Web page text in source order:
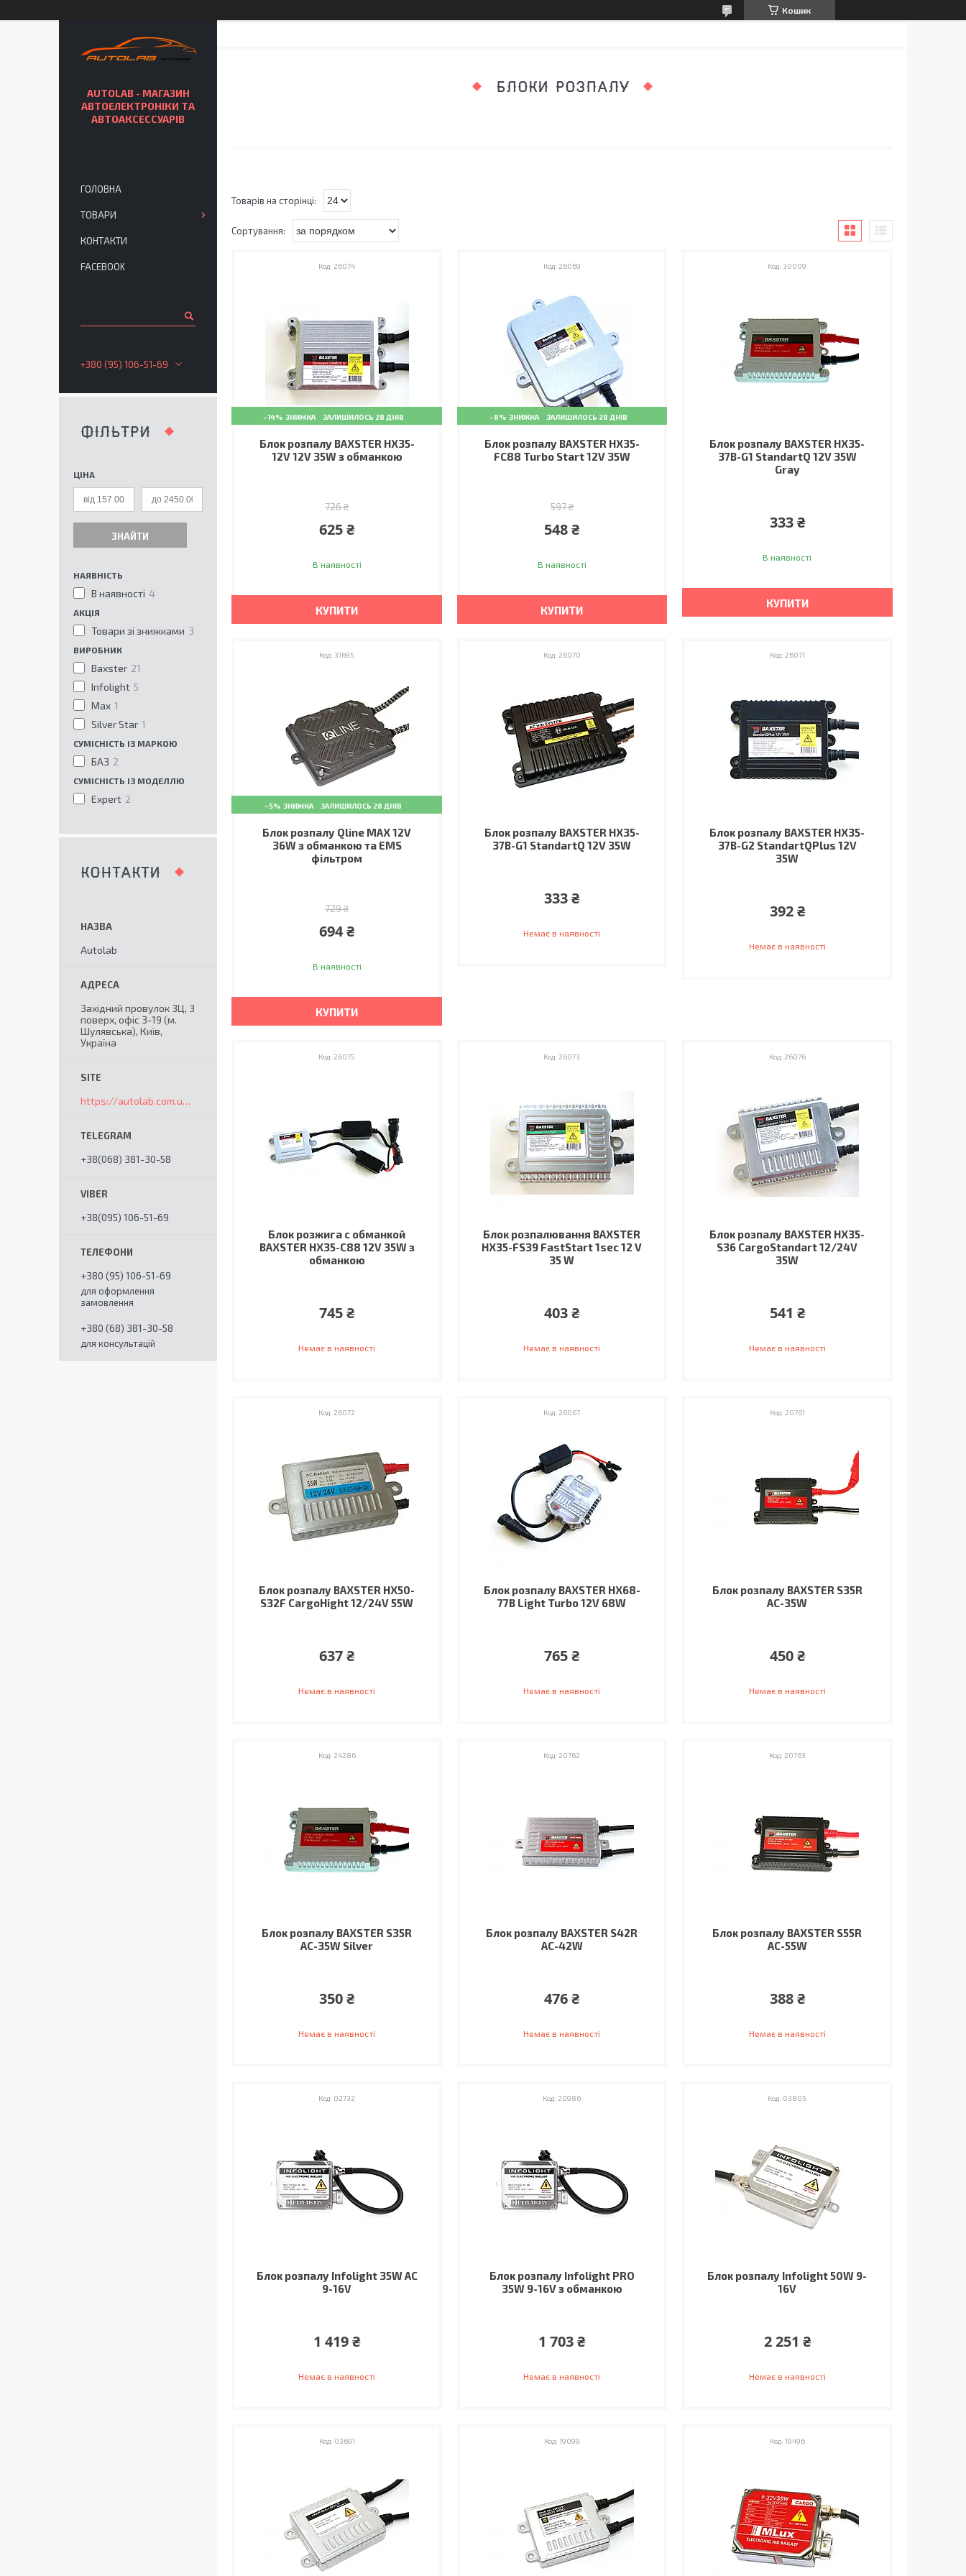
Кошик
БЛОКИ РОЗПАЛУ
26074
–14% ЗАЛИШИЛОСЬ 28 ДНІВ
Блок розпалу BAXSTER HX35-
12V 12V 35W з обманкою
726 ₴
625 ₴
В наявності
КУПИТИ
26069
–8% ЗАЛИШИЛОСЬ 28 ДНІВ
Блок розпалу BAXSTER HX35-
FC88 Turbo Start 12V 35W
597 ₴
548 ₴
В наявності
КУПИТИ
30009
Блок розпалу BAXSTER HX35-
37B-G1 StandartQ 12V 35W
Gray
333 ₴
В наявності
КУПИТИ
31695
–5% ЗАЛИШИЛОСЬ 28 ДНІВ
Блок розпалу Qline MAX 12V
36W з обманкою та EMS
фільтром
729 ₴
694 ₴
В наявності
КУПИТИ
26070
Блок розпалу BAXSTER HX35-
37B-G1 StandartQ 12V 35W
333 ₴
Немає в наявності
26071
Блок розпалу BAXSTER HX35-
37B-G2 StandartQPlus 12V
35W
392 ₴
Немає в наявності
26075
Блок розжига с обманкой
BAXSTER HX35-C88 12V 35W з
обманкою
745 ₴
Немає в наявності
26073
Блок розпалювання BAXSTER
HX35-FS39 FastStart 1sec 12 V
35 W
403 ₴
Немає в наявності
26076
Блок розпалу BAXSTER HX35-
S36 CargoStandart 12/24V
35W
541 ₴
Немає в наявності
26072
Блок розпалу BAXSTER HX50-
S32F CargoHight 12/24V 55W
637 ₴
Немає в наявності
26067
Блок розпалу BAXSTER HX68-
77B Light Turbo 12V 68W
765 ₴
Немає в наявності
20761
Блок розпалу BAXSTER S35R
AC-35W
450 ₴
Немає в наявності
24286
Блок розпалу BAXSTER S35R
AC-35W Silver
350 ₴
Немає в наявності
20762
Блок розпалу BAXSTER S42R
AC-42W
476 ₴
Немає в наявності
20763
Блок розпалу BAXSTER S55R
AC-55W
388 ₴
Немає в наявності
02732
Блок розпалу Infolight 35W AC
9-16V
1 419 ₴
Немає в наявності
20986
Блок розпалу Infolight PRO
35W 9-16V з обманкою
1 703 ₴
Немає в наявності
03805
Блок розпалу Infolight 50W 9-
16V
2 251 ₴
Немає в наявності
03691 19099 19496
AUTOLAB - МАГАЗИН
АВТОЕЛЕКТРОНІКИ ТА
АВТОАКСЕССУАРІВ
ГОЛОВНА
ТОВАРИ
КОНТАКТИ
FACEBOOK
+380 (95) 106-51-69
ФІЛЬТРИ
ЦІНА
ЗНАЙТИ
НАЯВНІСТЬ
В наявності 4
АКЦІЯ
Товари зі знижками 3
ВИРОБНИК
Baxster 21
Infolight 5
Max 1
Silver Star 1
СУМІСНІСТЬ ІЗ МАРКОЮ
БАЗ 2
СУМІСНІСТЬ ІЗ МОДЕЛЛЮ
Expert 2
КОНТАКТИ
Autolab
Західний провулок 3Ц, 3
поверх, офіс 3-19 (м.
Шулявська), Київ,
Україна
https://autolab.com.ua/ua/
+38(068) 381-30-58
+38(095) 106-51-69
+380 (95) 106-51-69
для оформлення
замовлення
+380 (68) 381-30-58
для консультацій